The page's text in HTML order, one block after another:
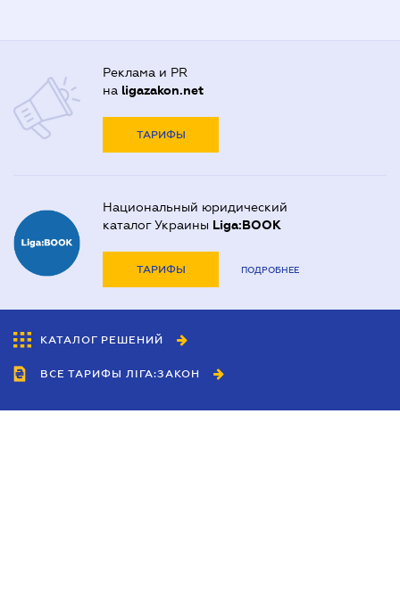
Реклама и PR
на ligazakon.net
ТАРИФЫ
Национальный юридический
каталог Украины Liga:BOOK
ТАРИФЫ ПОДРОБНЕЕ
КАТАЛОГ РЕШЕНИЙ
ВСЕ ТАРИФЫ ЛІГА:ЗАКОН